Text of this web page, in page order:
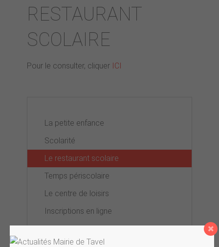
RESTAURANT
SCOLAIRE
Pour le consulter, cliquer ICI
La petite enfance
Scolarité
Le restaurant scolaire
Temps périscolaire
Le centre de loisirs
Inscriptions en ligne